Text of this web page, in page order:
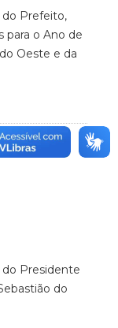
do Prefeito,
para o Ano de
Oeste e da
do Presidente
do